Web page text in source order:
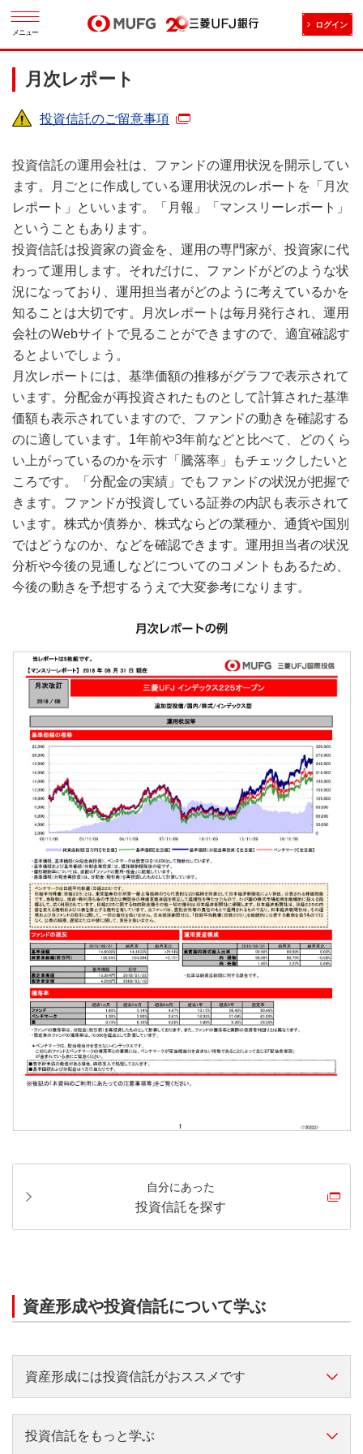
メニュー
ログイン
月次レポート
投資信託のご留意事項
投資信託の運用会社は、ファンドの運用状況を開示してい
ます。月ごとに作成している運用状況のレポートを「月次
レポート」といいます。「月報」「マンスリーレポート」
ということもあります。
投資信託は投資家の資金を、運用の専門家が、投資家に代
わって運用します。それだけに、ファンドがどのような状
況になっており、運用担当者がどのように考えているかを
知ることは大切です。月次レポートは毎月発行され、運用
会社のWebサイトで見ることができますので、適宜確認す
るとよいでしょう。
月次レポートには、基準価額の推移がグラフで表示されて
います。分配金が再投資されたものとして計算された基準
価額も表示されていますので、ファンドの動きを確認する
のに適しています。1年前や3年前などと比べて、どのくら
い上がっているのかを示す「騰落率」もチェックしたいと
ころです。「分配金の実績」でもファンドの状況が把握で
きます。ファンドが投資している証券の内訳も表示されて
います。株式か債券か、株式ならどの業種か、通貨や国別
ではどうなのか、などを確認できます。運用担当者の状況
分析や今後の見通しなどについてのコメントもあるため、
今後の動きを予想するうえで大変参考になります。
自分にあった
投資信託を探す
資産形成や投資信託について学ぶ
資産形成には投資信託がおススメです
投資信託をもっと学ぶ